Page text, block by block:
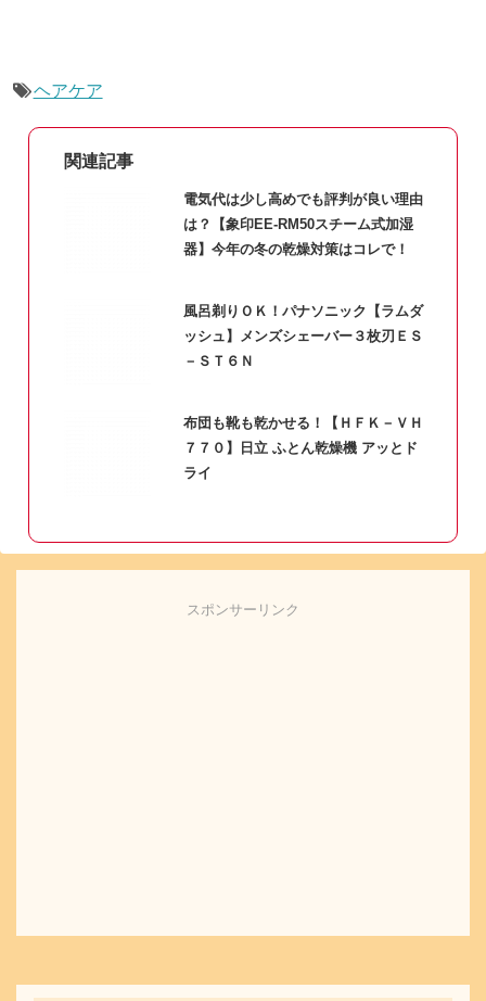
ヘアケア
関連記事
電気代は少し高めでも評判が良い理由
は？【象印EE-RM50スチーム式加湿
器】今年の冬の乾燥対策はコレで！
風呂剃りＯＫ！パナソニック【ラムダ
ッシュ】メンズシェーバー３枚刃ＥＳ
－ＳＴ６Ｎ
布団も靴も乾かせる！【ＨＦＫ－ＶＨ
７７０】日立 ふとん乾燥機 アッとド
ライ
スポンサーリンク